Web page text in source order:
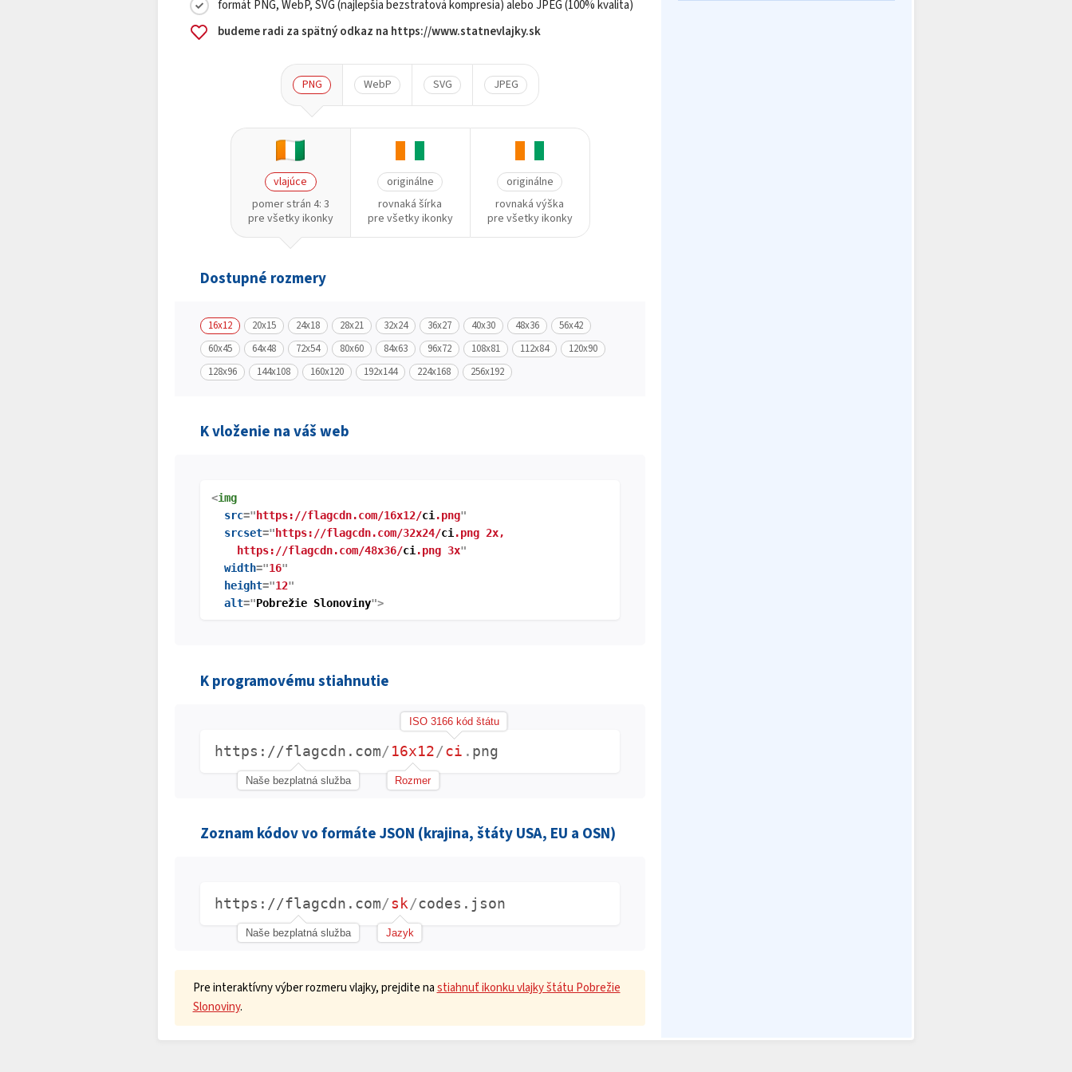
formát PNG, WebP, SVG (najlepšia bezstratová kompresia) alebo JPEG (100% kvalita)
budeme radi za spätný odkaz na https://www.statnevlajky.sk
PNG WebP SVG JPEG
vlajúce
pomer strán 4: 3
pre všetky ikonky
originálne
rovnaká šírka
pre všetky ikonky
originálne
rovnaká výška
pre všetky ikonky
Dostupné rozmery
16x12 20x15 24x18 28x21 32x24 36x27 40x30 48x36
56x42
60x45
64x48 72x54 80x60 84x63 96x72 108x81 112x84
120x90
128x96
144x108 160x120 192x144 224x168 256x192
K vloženie na váš web
<img
src=" https://flagcdn.com/16x12/ci .png"
srcset=" https://flagcdn.com/32x24/ci .png 2x,
https://flagcdn.com/48x36/ci .png 3x"
width="16"
height="12"
alt="Pobrežie Slonoviny">
K programovému stiahnutie
https://flagcdn.com
Naše bezplatná služba
/16x12
Rozmer
/ci
ISO 3166 kód štátu
. png
Zoznam kódov vo formáte JSON (krajina, štáty USA, EU a OSN)
https://flagcdn.com
Naše bezplatná služba
/sk
Jazyk
/codes.json
Pre interaktívny výber rozmeru vlajky, prejdite nastiahnuť ikonku vlajky štátu Pobrežie
Slonoviny.